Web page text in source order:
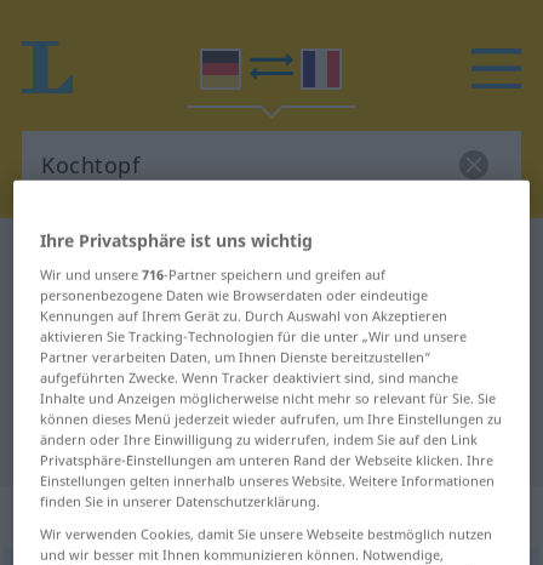
Deutsch-Französisch Wörterbuch
Deutsch-Französisch Übersetzung
für "Kochtopf"
"Kochtopf" Französisch
Übersetzung
„Kochtopf“: Maskulinum
Ihre Privatsphäre ist uns wichtig
Wir und unsere716-Partner speichern und greifen auf
personenbezogene Daten wie Browserdaten oder eindeutige
Kennungen auf Ihrem Gerät zu. Durch Auswahl von Akzeptieren
aktivieren Sie Tracking-Technologien für die unter „Wir und unsere
Partner verarbeiten Daten, um Ihnen Dienste bereitzustellen“
aufgeführten Zwecke. Wenn Tracker deaktiviert sind, sind manche
Inhalte und Anzeigen möglicherweise nicht mehr so relevant für Sie. Sie
können dieses Menü jederzeit wieder aufrufen, um Ihre Einstellungen zu
ändern oder Ihre Einwilligung zu widerrufen, indem Sie auf den Link
Privatsphäre-Einstellungen am unteren Rand der Webseite klicken. Ihre
Einstellungen gelten innerhalb unseres Website. Weitere Informationen
finden Sie in unserer Datenschutzerklärung.
Wir verwenden Cookies, damit Sie unsere Webseite bestmöglich nutzen
und wir besser mit Ihnen kommunizieren können. Notwendige,